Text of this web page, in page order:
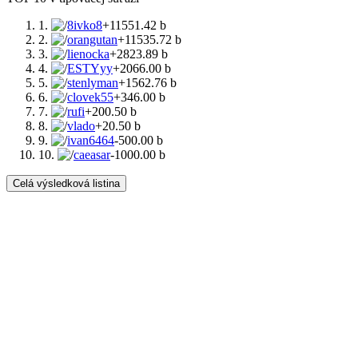
1.
8ivko8+11551.42 b
2.
orangutan+11535.72 b
3.
lienocka+2823.89 b
4.
ESTYyy+2066.00 b
5.
stenlyman+1562.76 b
6.
clovek55+346.00 b
7.
rufi+200.50 b
8.
vlado+20.50 b
9.
ivan6464-500.00 b
10.
caeasar-1000.00 b
Celá výsledková listina